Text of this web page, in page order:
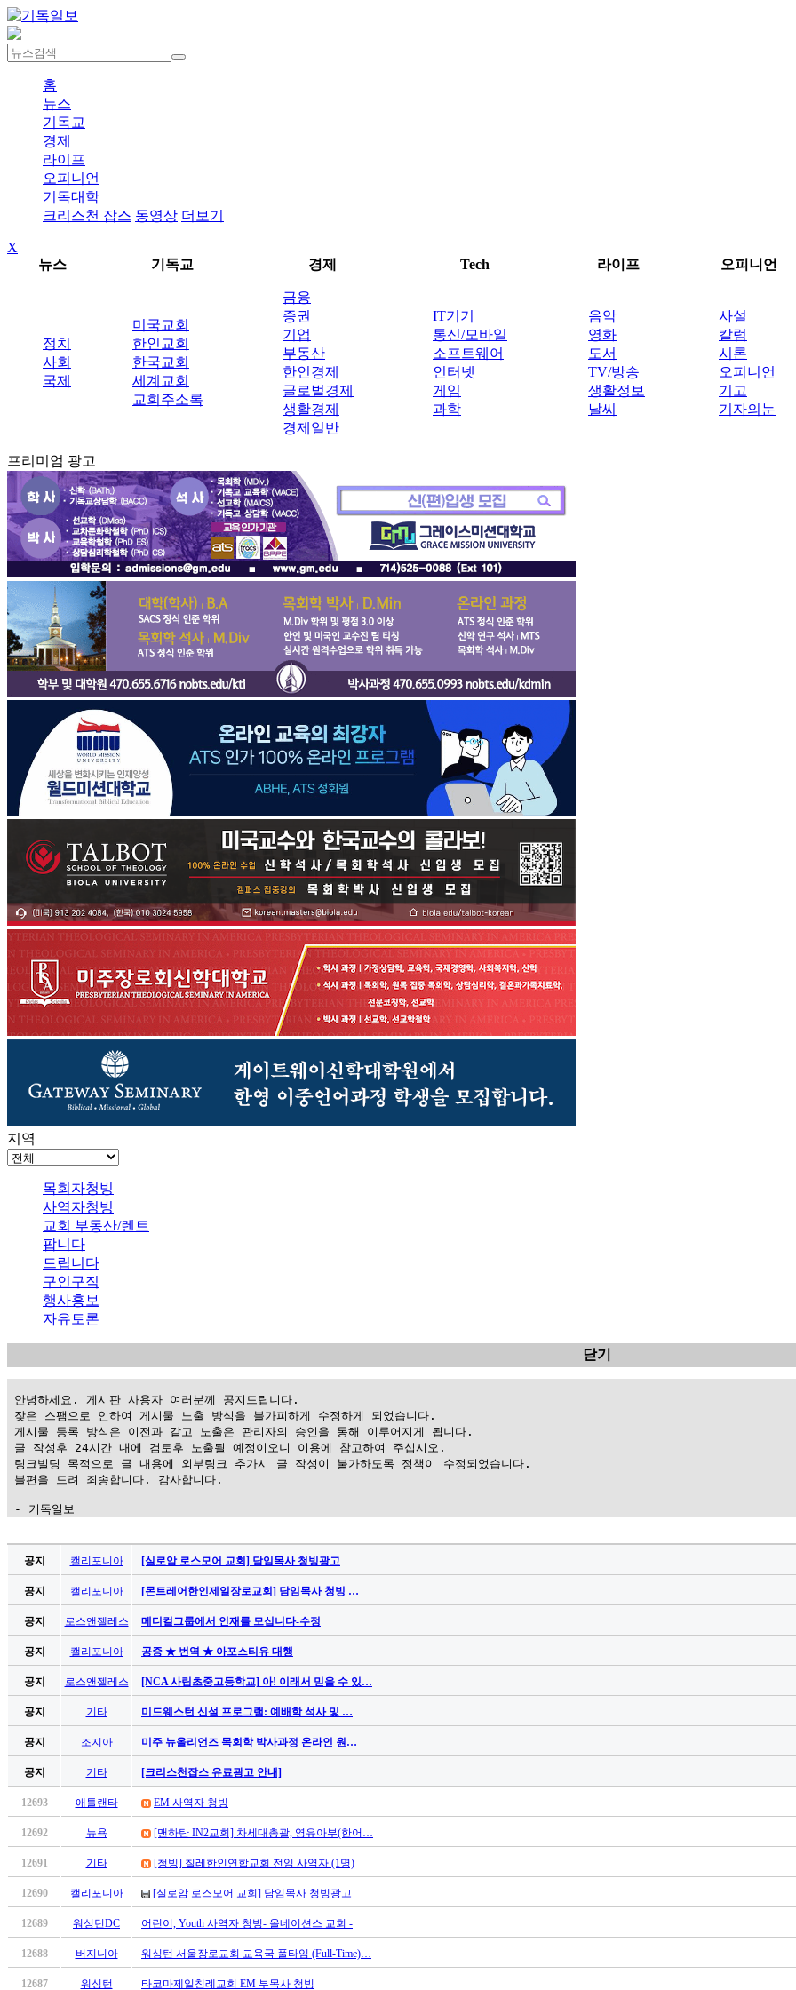
홈
뉴스
기독교
경제
라이프
오피니언
기독대학
크리스천 잡스 동영상 더보기
X
뉴스
기독교 경제 Tech 라이프 오피니언
정치
사회
국제
미국교회
한인교회
한국교회
세계교회
교회주소록
금융
증권
기업
부동산
한인경제
글로벌경제
생활경제
경제일반
IT기기
통신/모바일
소프트웨어
인터넷
게임
과학
음악
영화
도서
TV/방송
생활정보
날씨
사설
칼럼
시론
오피니언
기고
기자의눈
프리미엄 광고
지역
목회자청빙
사역자청빙
교회 부동산/렌트
팝니다
드립니다
구인구직
행사홍보
자유토론
닫기
안녕하세요. 게시판 사용자 여러분께 공지드립니다.
잦은 스팸으로 인하여 게시물 노출 방식을 불가피하게 수정하게 되었습니다.
게시물 등록 방식은 이전과 같고 노출은 관리자의 승인을 통해 이루어지게 됩니다.
글 작성후 24시간 내에 검토후 노출될 예정이오니 이용에 참고하여 주십시오.
링크빌딩 목적으로 글 내용에 외부링크 추가시 글 작성이 불가하도록 정책이 수정되었습니다.
불편을 드려 죄송합니다. 감사합니다.
- 기독일보
만
꼴
밍
넷
minky
합
체
안
브
공지 캘리포니아 [실로암 로스모어 교회] 담임목사 청빙광고
공지 캘리포니아 [몬트레어한인제일장로교회] 담임목사 청빙 …
공지 로스앤젤레스 메디컬그룹에서 인재를 모십니다-수정
공지 캘리포니아 공증 ★ 번역 ★ 아포스티유 대행
공지 로스앤젤레스 [NCA 사립초중고등학교] 아! 이래서 믿을 수 있…
공지 기타 미드웨스턴 신설 프로그램: 예배학 석사 및 …
공지 조지아 미주 뉴올리언즈 목회학 박사과정 온라인 원…
공지 기타 [크리스천잡스 유료광고 안내]
12693 애틀랜타 EM 사역자 청빙
12692 뉴욕 [맨하탄 IN2교회] 차세대총괄, 영유아부(한어…
12691 기타 [청빙] 칠레한인연합교회 전임 사역자 (1명)
12690 캘리포니아 [실로암 로스모어 교회] 담임목사 청빙광고
12689 워싱턴DC 어린이, Youth 사역자 청빙- 올네이션스 교회 -
12688 버지니아 워싱턴 서울장로교회 교육국 풀타임 (Full-Time)…
12687 워싱턴 타코마제일침례교회 EM 부목사 청빙